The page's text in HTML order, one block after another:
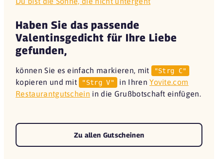
Haben Sie das passende
Valentinsgedicht für Ihre Liebe
gefunden,
können Sie es einfach markieren, mit "Strg C"
kopieren und mit "Strg V" in IhrenYovite.com
Restaurantgutschein in die Grußbotschaft einfügen.
Zu allen Gutscheinen